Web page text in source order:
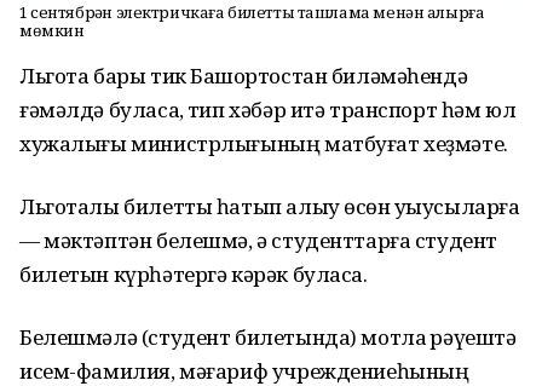
1 сентябрҙән электричкаға билетты ташлама менән алырға
мөмкин
Льгота бары тик Башҡортостан биләмәһендә
ғәмәлдә буласаҡ, тип хәбәр итә транспорт һәм юл
хужалығы министрлығының матбуғат хеҙмәте.
Льготалы билетты һатып алыу өсөн уҡыусыларға
— мәктәптән белешмә, ә студенттарға студент
билетын күрһәтергә кәрәк буласаҡ.
Белешмәлә (студент билетында) мотлаҡ рәүештә
исем-фамилия, мәғариф учреждениеһының